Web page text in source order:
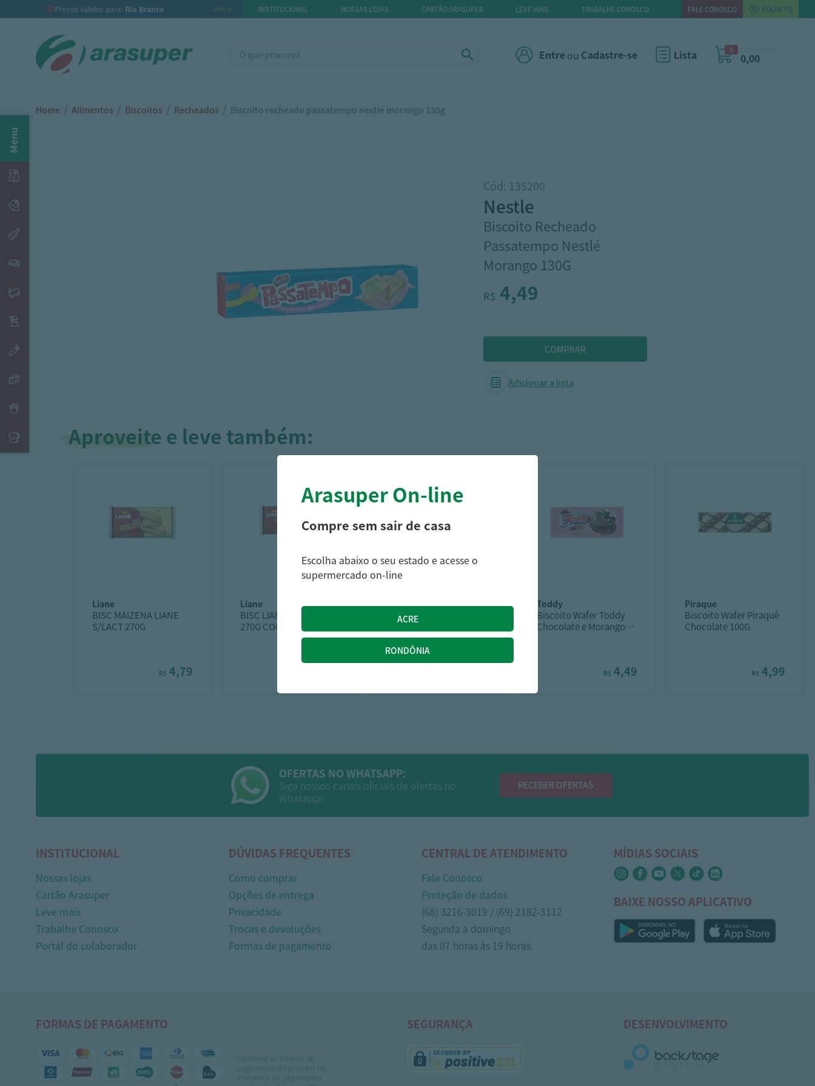
Preços válidos para: Rio Branco alterar INSTITUCIONAL NOSSAS LOJAS CARTÃO ARASUPER LEVE MAIS TRABALHE CONOSCO FALE CONOSCO FOLHETO
Entreou Cadastre-se Lista 0
0,00
Menu
Home / Alimentos / Biscoitos / Recheados / Biscoito recheado passatempo nestlé morango 130g
Cód: 135200
nestle
Biscoito Recheado
Passatempo Nestlé
Morango 130G
R$ 4,49
Adicionar a lista
Aproveite e leve também:
liane
BISC MAIZENA LIANE
S/LACT 270G
R$ 4,79
liane
BISC LIANE S/LACT
270G COCO
itamaraty
Biscoito Doce
Recheado Itamaraty
Look Doce De Leit
Embalagem 55G
toddy
Biscoito Wafer Toddy
Chocolate e Morango
R$ 4,49
piraque
Biscoito Wafer Piraquê
Chocolate 100G
R$ 4,99
OFERTAS NO WHATSAPP:
Siga nossos canais oficiais de ofertas no
Whasapp!
RECEBER OFERTAS
INSTITUCIONAL
Nossas lojas
Cartão Arasuper
Leve mais
Trabalhe Conosco
Portal do colaborador
DÚVIDAS FREQUENTES
Como comprar
Opções de entrega
Privacidade
Trocas e devoluções
Formas de pagamento
CENTRAL DE ATENDIMENTO
Fale Conosco
Proteção de dados
(68) 3216-3019 / (69) 2182-3112
Segunda a domingo
das 07 horas às 19 horas.
MÍDIAS SOCIAIS
BAIXE NOSSO APLICATIVO
FORMAS DE PAGAMENTO SEGURANÇA DESENVOLVIMENTO
Arasuper On-line
Compre sem sair de casa
Escolha abaixo o seu estado e acesse o
supermercado on-line